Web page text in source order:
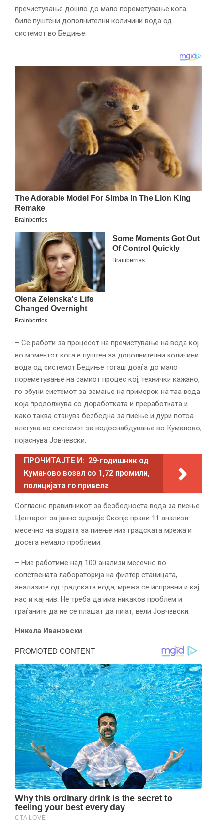
пречистување дошло до мало пореметување кога
биле пуштени дополнителни количини вода од
системот во Бедиње.
– Се работи за процесот на пречистување на вода кој
во моментот кога е пуштен за дополнителни количини
вода од системот Бедиње тогаш доаѓа до мало
пореметување на самиот процес кој, технички кажано,
го збуни системот за земање на примерок на таа вода
која продолжува со доработката и преработката и
како таква станува безбедна за пиење и дури потоа
влегува во системот за водоснабдување во Куманово,
појаснува Јовчевски.
ПРОЧИТАЈТЕ И: 29-годишник од
Куманово возел со 1,72 промили,
полицијата го привела
Согласно правилникот за безбедноста вода за пиење
Центарот за јавно здравје Скопје прави 11 анализи
месечно на водата за пиење низ градската мрежа и
досега немало проблеми.
– Ние работиме над 100 анализи месечно во
сопствената лабораторија на филтер станицата,
анализите од градската вода, мрежа се исправни и кај
нас и кај нив. Не треба да има никаков проблем и
граѓаните да не се плашат да пијат, вели Јовчевски.
Никола Ивановски